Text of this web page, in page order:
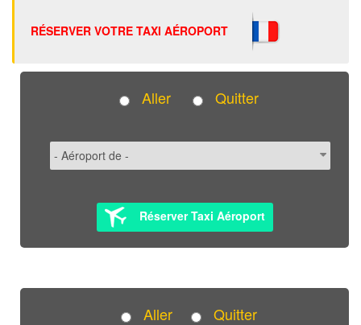
RÉSERVER VOTRE TAXI AÉROPORT
Aller Quitter
Réserver Taxi Aéroport
Aller Quitter